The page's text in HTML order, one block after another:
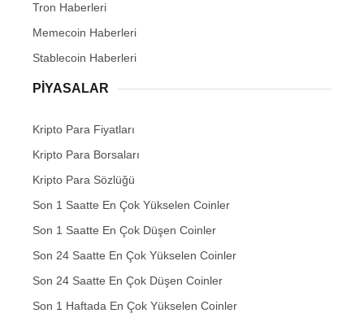
Tron Haberleri
Memecoin Haberleri
Stablecoin Haberleri
PIYASALAR
Kripto Para Fiyatları
Kripto Para Borsaları
Kripto Para Sözlüğü
Son 1 Saatte En Çok Yükselen Coinler
Son 1 Saatte En Çok Düşen Coinler
Son 24 Saatte En Çok Yükselen Coinler
Son 24 Saatte En Çok Düşen Coinler
Son 1 Haftada En Çok Yükselen Coinler